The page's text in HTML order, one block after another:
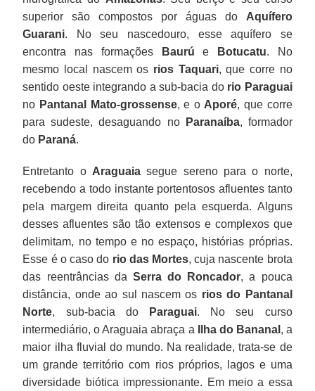
superior são compostos por águas do Aquífero
Guarani. No seu nascedouro, esse aquífero se
encontra nas formações
Baurú e Botucatu. No
mesmo local nascem os rios Taquari, que corre no
sentido oeste integrando a sub-bacia do rio Paraguai
no Pantanal Mato-grossense, e o Aporé, que corre
para sudeste, desaguando no
Paranaíba, formador
do Paraná.
Entretanto o Araguaia segue sereno para o norte,
recebendo a todo instante portentosos afluentes tanto
pela margem direita quanto pela esquerda. Alguns
desses afluentes são tão extensos e complexos que
delimitam, no tempo e no espaço, histórias próprias.
Esse é o caso do rio das Mortes, cuja nascente brota
das reentrâncias da Serra do Roncador, a pouca
distância, onde ao sul nascem os rios do Pantanal
Norte, sub-bacia do Paraguai. No seu curso
intermediário, o Araguaia abraça a
Ilha do Bananal , a
maior ilha fluvial do mundo. Na realidade, trata-se de
um grande território com rios próprios, lagos e uma
diversidade biótica impressionante. Em meio a essa